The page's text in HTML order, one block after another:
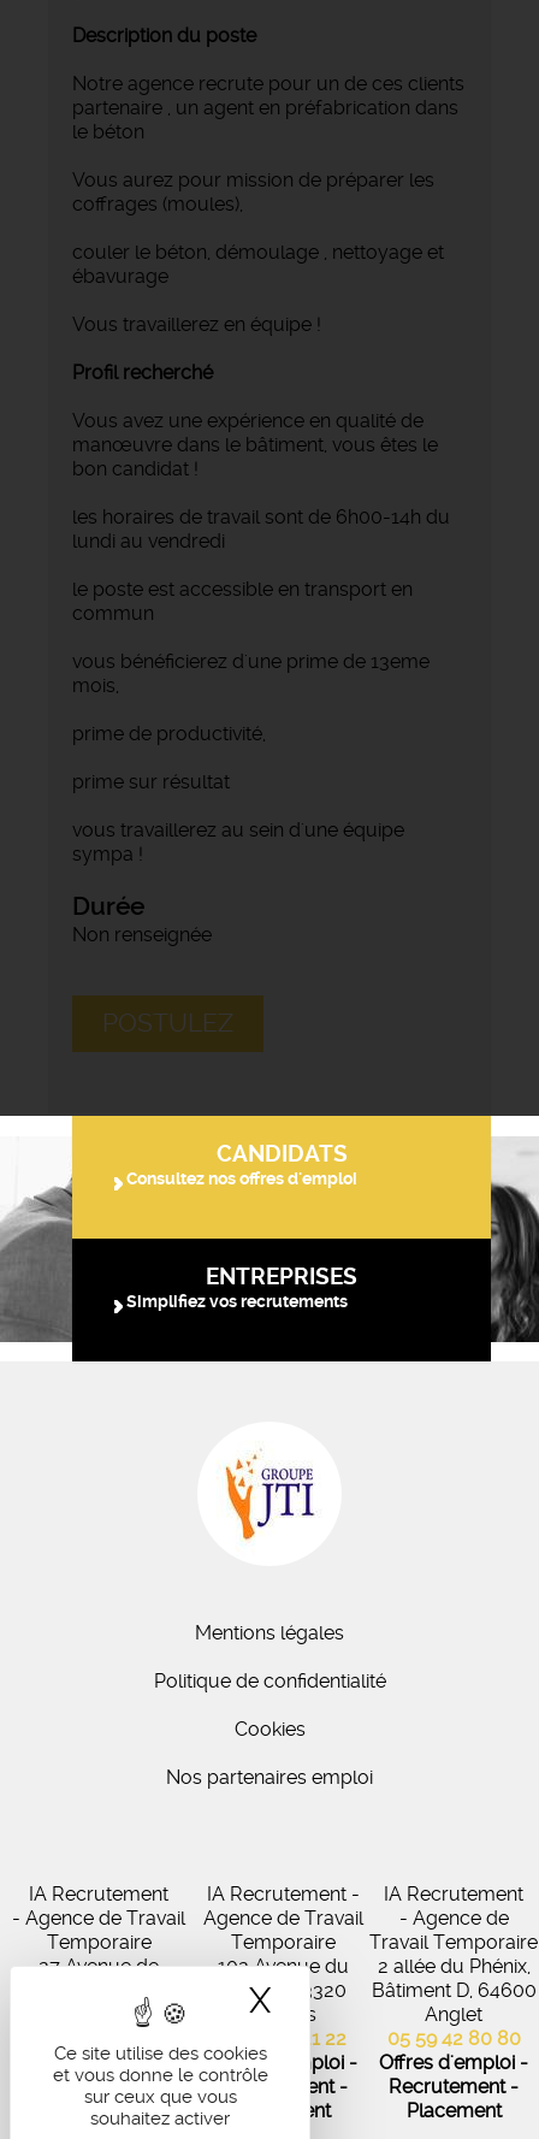
Ce site utilise des cookies
et vous donne le contrôle
sur ceux que vous
souhaitez activer
X Masquer le
Description du poste
Notre agence recrute pour un de ces clients
partenaire , un agent en préfabrication dans
le béton
Vous aurez pour mission de préparer les
coffrages (moules),
couler le béton, démoulage , nettoyage et
ébavurage
Vous travaillerez en équipe !
Profil recherché
Vous avez une expérience en qualité de
manœuvre dans le bâtiment, vous êtes le
bon candidat !
les horaires de travail sont de 6h00-14h du
lundi au vendredi
le poste est accessible en transport en
commun
vous bénéficierez d'une prime de 13eme
mois,
prime de productivité,
prime sur résultat
vous travaillerez au sein d'une équipe
sympa !
Durée
Non renseignée
POSTULEZ
CANDIDATS
Consultez nos offres d'emploi
ENTREPRISES
Simplifiez vos recrutements
Mentions légales
Politique de confidentialité
Cookies
Nos partenaires emploi
IA Recrutement
- Agence de Travail
Temporaire
27 Avenue de
Artigues-près-
05 56 67 48 57
Offres d'emploi -
Recrutement -
IA Recrutement -
Agence de Travail
Temporaire
102 Avenue du
Médoc, 33320
Eysines
05 56 45 21 22
Offres d'emploi -
Recrutement -
Placement
IA Recrutement
- Agence de
Travail Temporaire
2 allée du Phénix,
Bâtiment D, 64600
Anglet
05 59 42 80 80
Offres d'emploi -
Recrutement -
Placement